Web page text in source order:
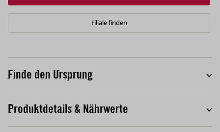
Filiale finden
Finde den Ursprung
Produktdetails & Nährwerte